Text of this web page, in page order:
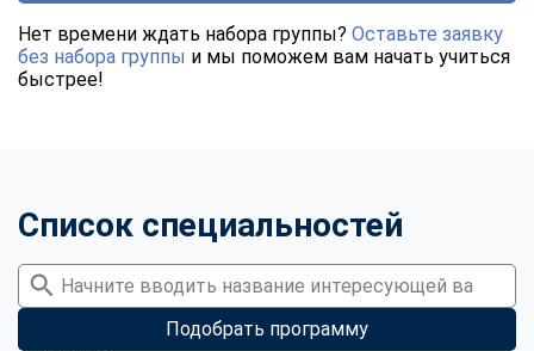
Нет времени ждать набора группы? Оставьте заявку
без набора группы и мы поможем вам начать учиться
быстрее!
Список специальностей
Подобрать программу